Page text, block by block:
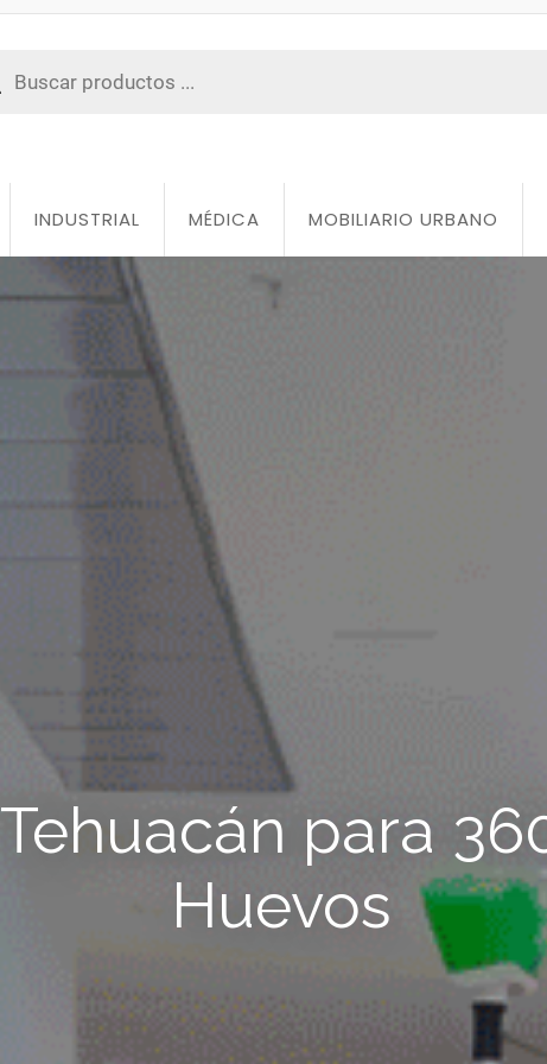
INDUSTRIAL MÉDICA MOBILIARIO URBANO
Tehuacán para
Huevos